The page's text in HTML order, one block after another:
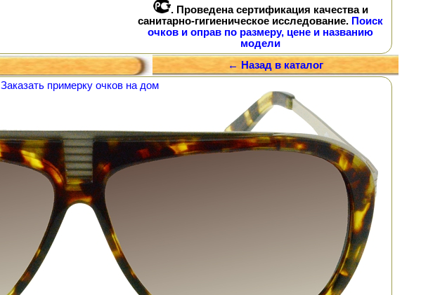
. Проведена сертификация качества и
санитарно-гигиеническое исследование. Поиск
очков и оправ по размеру, цене и названию
модели
← Назад в каталог
Заказать примерку очков на дом